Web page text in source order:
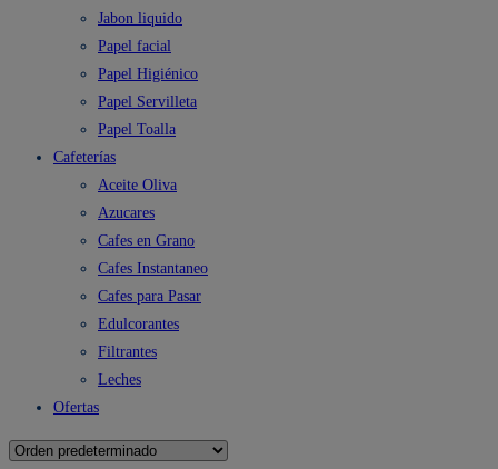
Jabon liquido
Papel facial
Papel Higiénico
Papel Servilleta
Papel Toalla
Cafeterías
Aceite Oliva
Azucares
Cafes en Grano
Cafes Instantaneo
Cafes para Pasar
Edulcorantes
Filtrantes
Leches
Ofertas